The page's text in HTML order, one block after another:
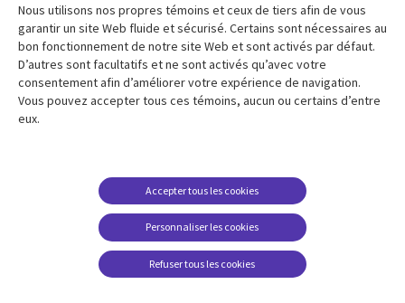
Salle de presse
Ressources
Articles
Études de cas
Baladodiffusions
Support
Restrictions et
conditions juridiques
Carrières FAQ
Centre de gestion des
Social
Media
Global
FR
Nous utilisons nos propres témoins et ceux de tiers afin de vous
garantir un site Web fluide et sécurisé. Certains sont nécessaires au
bon fonctionnement de notre site Web et sont activés par défaut.
D’autres sont facultatifs et ne sont activés qu’avec votre
consentement afin d’améliorer votre expérience de navigation.
Vous pouvez accepter tous ces témoins, aucun ou certains d’entre
eux.
Personnaliser les cookies
Accepter tous les cookies
Refuser tous les cookies